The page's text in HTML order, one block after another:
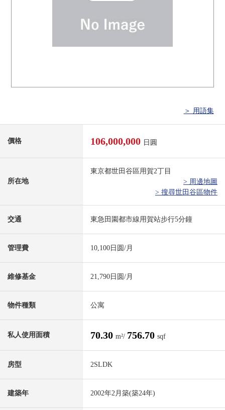
＞ 用語集
價格 106,000,000 日圓
所在地
東京都世田谷區用賀2丁目
> 周邊地圖
> 搜尋世田谷區物件
交通 東急田園都市線用賀站步行5分鐘
管理費 10,100日圆/月
維修基金 21,790日圆/月
物件種類 公寓
私人使用面積 70.30 m²/ 756.70 sqf
房型 2SLDK
建築年 2002年2月築(築24年)